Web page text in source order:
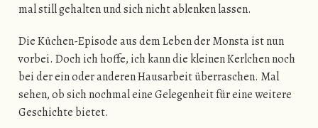
mal still gehalten und sich nicht ablenken lassen.
Die Küchen-Episode aus dem Leben der Monsta ist nun
vorbei. Doch ich hoffe, ich kann die kleinen Kerlchen noch
bei der ein oder anderen Hausarbeit überraschen. Mal
sehen, ob sich nochmal eine Gelegenheit für eine weitere
Geschichte bietet.